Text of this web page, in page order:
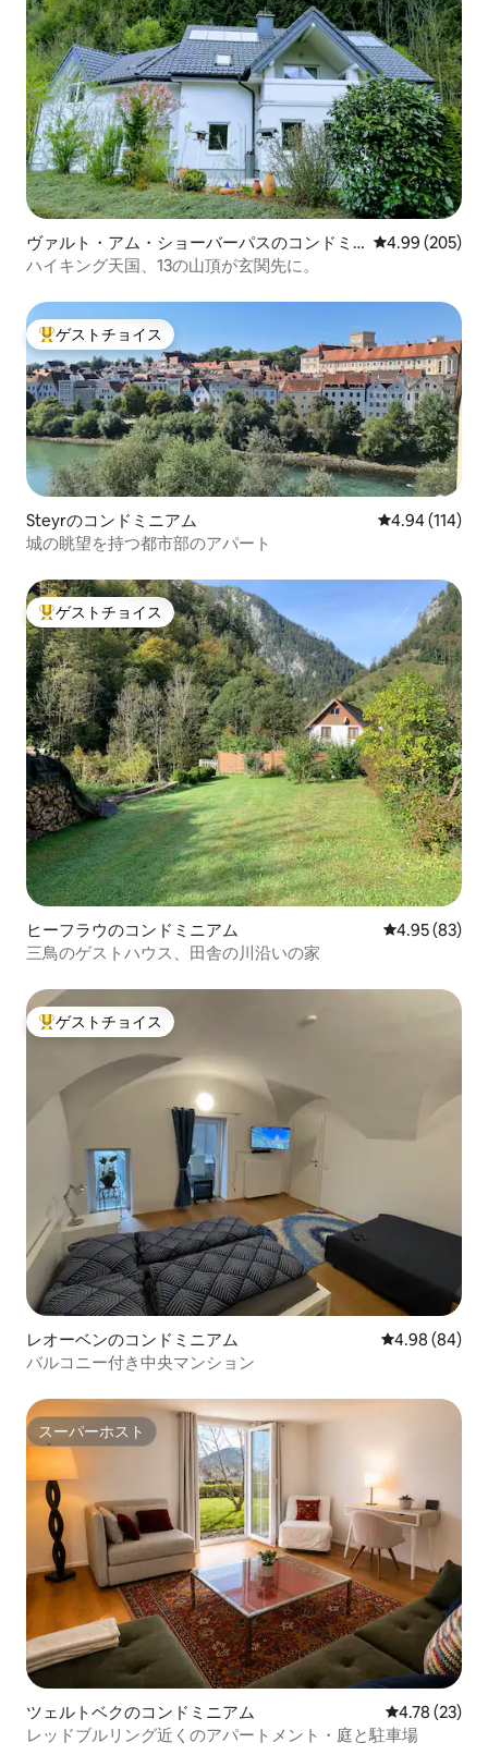
ヴァルト・アム・ショーバーパスのコンドミ
ニアム
レビュー205
4.99 (205)
ハイキング天国、13の山頂が玄関先に。
大好評のゲストチョイスです。
ゲストチョイス
Steyrのコンドミニアム レビュー114
4.94 (114)
城の眺望を持つ都市部のアパート
大好評のゲストチョイスです。
ゲストチョイス
ヒーフラウのコンドミニアム レビュー83
4.95 (83)
三鳥のゲストハウス、田舎の川沿いの家
大好評のゲストチョイスです。
ゲストチョイス
レオーベンのコンドミニアム レビュー84件
4.98 (84)
バルコニー付き中央マンション
スーパーホスト
スーパーホスト
ツェルトベクのコンドミニアム レビュー23
4.78 (23)
レッドブルリング近くのアパートメント・庭と駐車場